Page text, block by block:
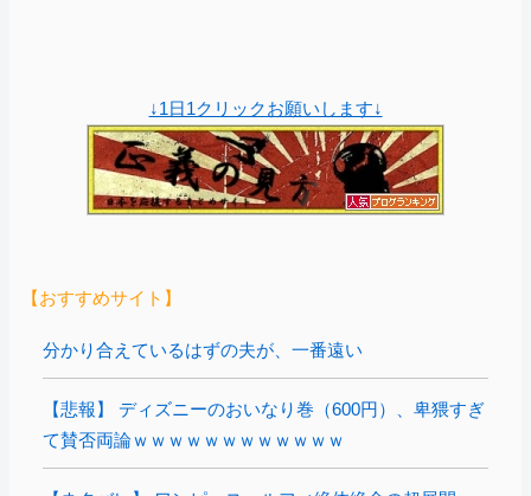
↓1日1クリックお願いします↓
【おすすめサイト】
分かり合えているはずの夫が、一番遠い
【悲報】 ディズニーのおいなり巻（600円）、卑猥すぎ
て賛否両論ｗｗｗｗｗｗｗｗｗｗｗｗ